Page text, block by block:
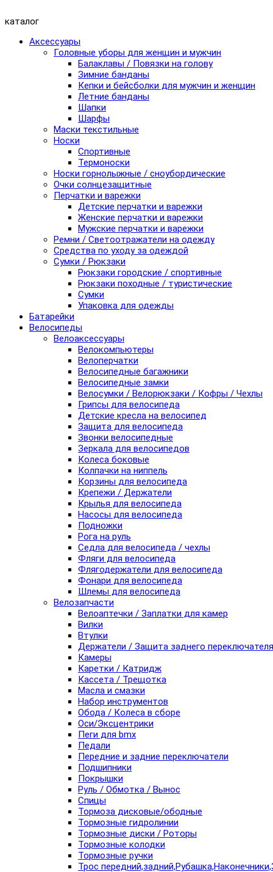
каталог
Аксессуары
Головные уборы для женщин и мужчин
Балаклавы / Повязки на голову
Зимние банданы
Кепки и бейсболки для мужчин и женщин
Летние банданы
Шапки
Шарфы
Маски текстильные
Носки
Спортивные
Термоноски
Носки горнолыжные / сноубордические
Очки солнцезащитные
Перчатки и варежки
Детские перчатки и варежки
Женские перчатки и варежки
Мужские перчатки и варежки
Ремни / Светоотражатели на одежду
Средства по уходу за одеждой
Сумки / Рюкзаки
Рюкзаки городские / спортивные
Рюкзаки походные / туристические
Сумки
Упаковка для одежды
Батарейки
Велосипеды
Велоаксессуары
Велокомпьютеры
Велоперчатки
Велосипедные багажники
Велосипедные замки
Велосумки / Велорюкзаки / Кофры / Чехлы
Грипсы для велосипеда
Детские кресла на велосипед
Защита для велосипеда
Звонки велосипедные
Зеркала для велосипедов
Колеса боковые
Колпачки на ниппель
Корзины для велосипеда
Крепежи / Держатели
Крылья для велосипеда
Насосы для велосипеда
Подножки
Рога на руль
Седла для велосипеда / чехлы
Фляги для велосипеда
Флягодержатели для велосипеда
Фонари для велосипеда
Шлемы для велосипеда
Велозапчасти
Велоаптечки / Заплатки для камер
Вилки
Втулки
Держатели / Защита заднего переключателя
Камеры
Каретки / Катридж
Кассета / Трещотка
Масла и смазки
Набор инструментов
Обода / Колеса в сборе
Оси/Эксцентрики
Пеги для bmx
Педали
Передние и задние переключатели
Подшипники
Покрышки
Руль / Обмотка / Вынос
Спицы
Тормоза дисковые/ободные
Тормозные гидролинии
Тормозные диски / Роторы
Тормозные колодки
Тормозные ручки
Трос